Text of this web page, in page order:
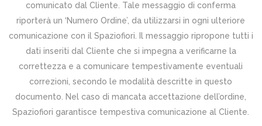
comunicato dal Cliente. Tale messaggio di conferma
riporterà un ‘Numero Ordine’, da utilizzarsi in ogni ulteriore
comunicazione con il Spaziofiori. Il messaggio ripropone tutti i
dati inseriti dal Cliente che si impegna a verificarne la
correttezza e a comunicare tempestivamente eventuali
correzioni, secondo le modalità descritte in questo
documento. Nel caso di mancata accettazione dell’ordine,
Spaziofiori garantisce tempestiva comunicazione al Cliente.